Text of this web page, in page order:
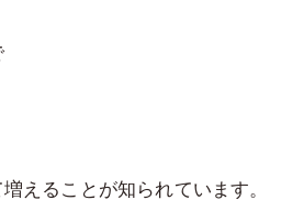
えることが知られています。